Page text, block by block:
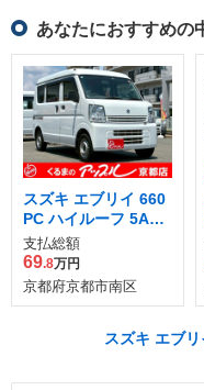
あなたにおすすめの
スズキ エブリイ 660
PC ハイルーフ 5AGS
車
支払総額
69.8万円
京都府京都市南区
スズキ エブ